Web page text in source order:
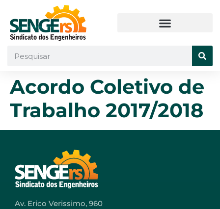
Acordo Coletivo de
Trabalho 2017/2018
Av. Erico Verissimo, 960